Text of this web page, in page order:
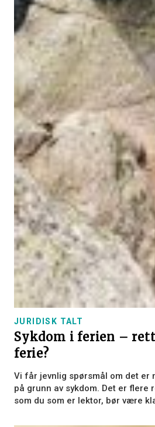
JURIDISK TALT
Sykdom i ferien –
ferie?
Vi får jevnlig spørsmål om det er
på grunn av sykdom. Det er flere
som du som er lektor, bør være